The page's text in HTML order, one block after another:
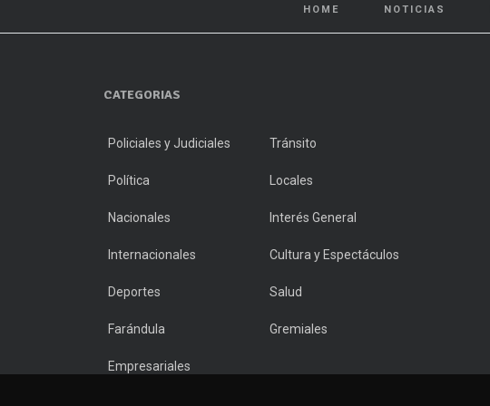
HOME NOTICIAS
CATEGORIAS
Policiales y Judiciales Tránsito
Política Locales
Nacionales Interés General
Internacionales Cultura y Espectáculos
Deportes Salud
Farándula Gremiales
Empresariales